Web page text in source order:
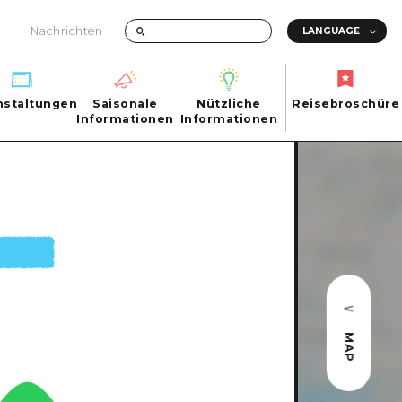
Nachrichten
City
Saisonale
Informationen
Nützliche
Informationen
Transportinformationen bei Katastrophen
Reisebroschüre
MAP